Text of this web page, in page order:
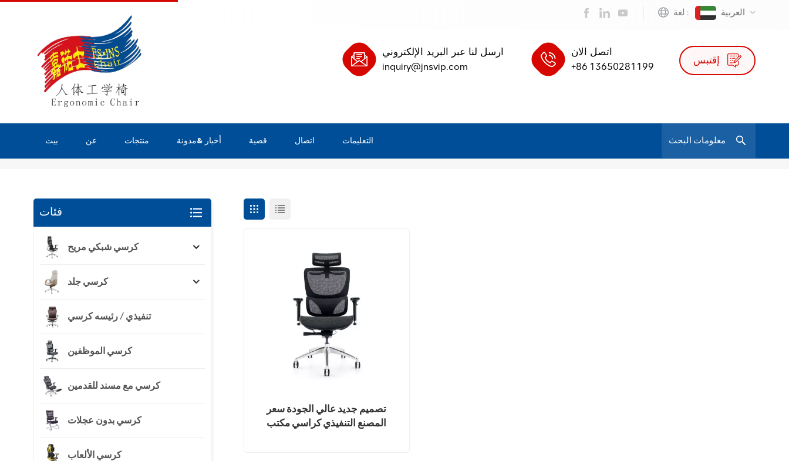
لغة :
ارسل لنا عبر البريد الإلكتروني
inquiry@jnsvip.com
اتصل الان
+86 13650281199
بيت عن منتجات أخبار &مدونة قضية اتصال التعليمات
يبحث
تصميم جديد عالي الجودة سعر
المصنع التنفيذي كراسي مكتب
فئات
كرسي شبكي مريح
كرسي جلد
تنفيذي / رئيسه كرسي
كرسي الموظفين
كرسي مع مسند للقدمين
كرسي بدون عجلات
كرسي الألعاب